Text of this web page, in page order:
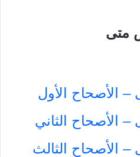
متى
– الأصحاح الأول
الأصحاح الثاني
الأصحاح الثالث